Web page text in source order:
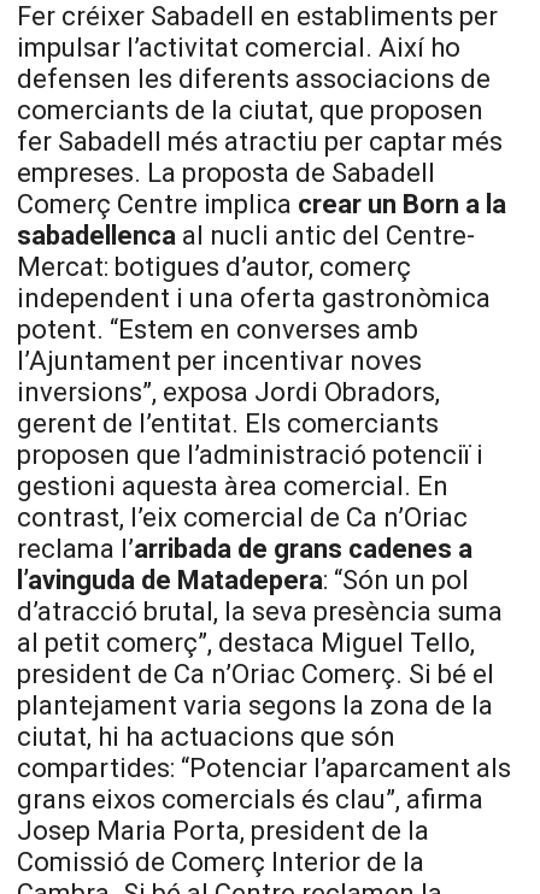
Fer créixer Sabadell en establiments per
impulsar l’activitat comercial. Així ho
defensen les diferents associacions de
comerciants de la ciutat, que proposen
fer Sabadell més atractiu per captar més
empreses. La proposta de Sabadell
Comerç Centre implica crear un Born a la
sabadellenca al nucli antic del Centre-
Mercat: botigues d’autor, comerç
independent i una oferta gastronòmica
potent. “Estem en converses amb
l’Ajuntament per incentivar noves
inversions”, exposa Jordi Obradors,
gerent de l’entitat. Els comerciants
proposen que l’administració potenciï i
gestioni aquesta àrea comercial. En
contrast, l’eix comercial de Ca n’Oriac
reclama l’arribada de grans cadenes a
l’avinguda de Matadepera: “Són un pol
d’atracció brutal, la seva presència suma
al petit comerç”, destaca Miguel Tello,
president de Ca n’Oriac Comerç. Si bé el
plantejament varia segons la zona de la
ciutat, hi ha actuacions que són
compartides: “Potenciar l’aparcament als
grans eixos comercials és clau”, afirma
Josep Maria Porta, president de la
Comissió de Comerç Interior de la